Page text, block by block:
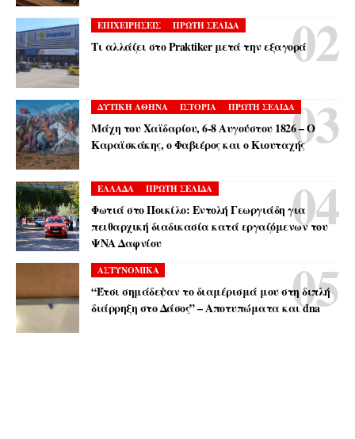
ΕΠΙΧΕΙΡΗΣΕΙΣ ΠΡΩΤΗ ΣΕΛΙΔΑ
Τι αλλάζει στο Praktiker μετά την εξαγορά
ΔΥΤΙΚΗ ΑΘΗΝΑ ΙΣΤΟΡΙΑ ΠΡΩΤΗ ΣΕΛΙΔΑ
Μάχη του Χαϊδαρίου, 6-8 Αυγούστου 1826 – Ο
Καραϊσκάκης, ο Φαβιέρος και ο Κιουταχής
ΕΛΛΑΔΑ ΠΡΩΤΗ ΣΕΛΙΔΑ
Φωτιά στο Ποικίλο: Εντολή Γεωργιάδη για
πειθαρχική διαδικασία κατά εργαζόμενων του
ΨΝΑ Δαφνίου
ΑΣΤΥΝΟΜΙΚΑ
“Έτσι σημάδεψαν το διαμέρισμά μου στη διπλή
διάρρηξη στο Δάσος” – Αποτυπώματα και dna